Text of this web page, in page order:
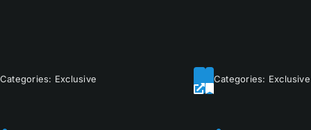
Categories: Exclusive Categories: Exclusive